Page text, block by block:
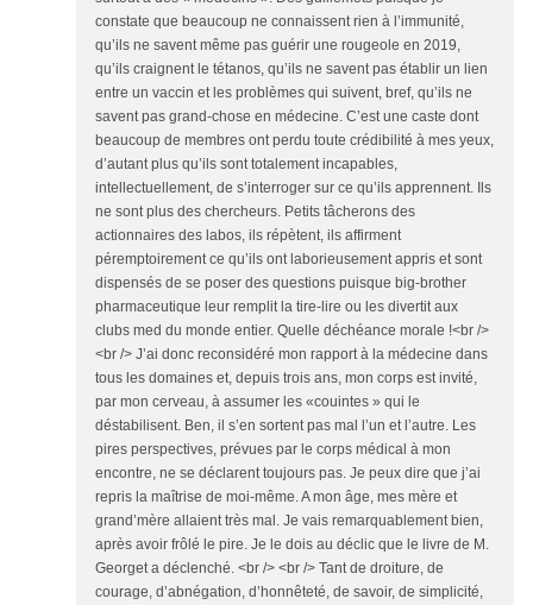
constate que beaucoup ne connaissent rien à l’immunité,
qu’ils ne savent même pas guérir une rougeole en 2019,
qu’ils craignent le tétanos, qu’ils ne savent pas établir un lien
entre un vaccin et les problèmes qui suivent, bref, qu’ils ne
savent pas grand-chose en médecine. C’est une caste dont
beaucoup de membres ont perdu toute crédibilité à mes yeux,
d’autant plus qu’ils sont totalement incapables,
intellectuellement, de s’interroger sur ce qu’ils apprennent. Ils
ne sont plus des chercheurs. Petits tâcherons des
actionnaires des labos, ils répètent, ils affirment
péremptoirement ce qu’ils ont laborieusement appris et sont
dispensés de se poser des questions puisque big-brother
pharmaceutique leur remplit la tire-lire ou les divertit aux
clubs med du monde entier. Quelle déchéance morale !<br />
<br /> J’ai donc reconsidéré mon rapport à la médecine dans
tous les domaines et, depuis trois ans, mon corps est invité,
par mon cerveau, à assumer les «couintes » qui le
déstabilisent. Ben, il s’en sortent pas mal l’un et l’autre. Les
pires perspectives, prévues par le corps médical à mon
encontre, ne se déclarent toujours pas. Je peux dire que j’ai
repris la maîtrise de moi-même. A mon âge, mes mère et
grand’mère allaient très mal. Je vais remarquablement bien,
après avoir frôlé le pire. Je le dois au déclic que le livre de M.
Georget a déclenché. <br /> <br /> Tant de droiture, de
courage, d’abnégation, d’honnêteté, de savoir, de simplicité,